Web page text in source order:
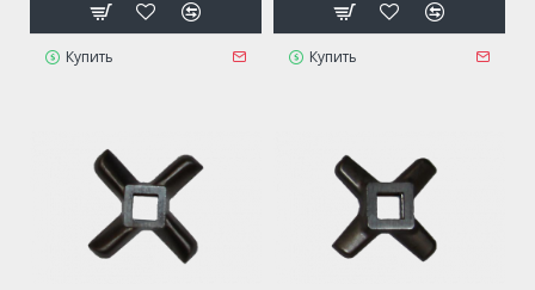
Купить Купить